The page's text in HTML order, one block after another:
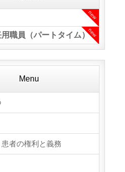
new
職員（パートタイム）new
Menu
者の権利と義務